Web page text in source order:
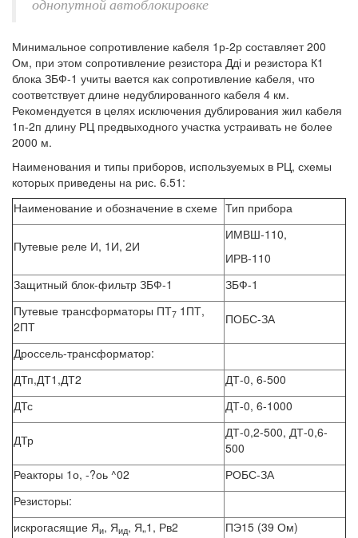
однопутной автоблокировке
Минимальное сопротивление кабеля 1р-2р составляет 200
Ом, при этом сопротивление резистора Дді и резистора К1
блока ЗБФ-1 учиты вается как сопротивление кабеля, что
соответствует длине недублированного кабеля 4 км.
Рекомендуется в целях исключения дублирования жил кабеля
1п-2п длину РЦ предвыходного участка устраивать не более
2000 м.
Наименования и типы приборов, используемых в РЦ, схемы
которых приведены на рис. 6.51:
Наименование и обозначение в схеме Тип прибора
Путевые реле И, 1И, 2И
ИМВШ-110,
ИРВ-110
Защитный блок-фильтр ЗБФ-1
ЗБФ-1
Путевые трансформаторы ПТ7 1ПТ,
2ПТ
ПОБС-ЗА
Дроссель-трансформатор:
ДТп,ДТ1,ДТ2
ДТ-0, 6-500
ДТс
ДТ-0, 6-1000
ДТр
ДТ-0,2-500, ДТ-0,6-
500
Реакторы 1о, -?оь ^02
РОБС-ЗА
Резисторы:
искрогасящие Яи, Яид, Я„1, Рв2
ПЭ15 (39 Ом)